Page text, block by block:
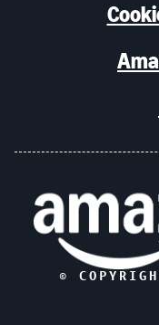
©